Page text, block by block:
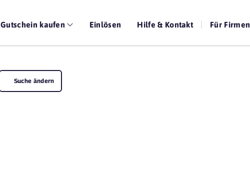
Gutschein kaufen Einlösen Hilfe & Kontakt Für Firmen
Suche ändern